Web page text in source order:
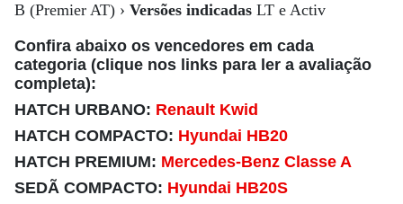
B (Premier AT) › Versões indicadas LT e Activ
Confira abaixo os vencedores em cada
categoria (clique nos links para ler a avaliação
completa):
HATCH URBANO: Renault Kwid
HATCH COMPACTO: Hyundai HB20
HATCH PREMIUM: Mercedes-Benz Classe A
SEDÃ COMPACTO: Hyundai HB20S